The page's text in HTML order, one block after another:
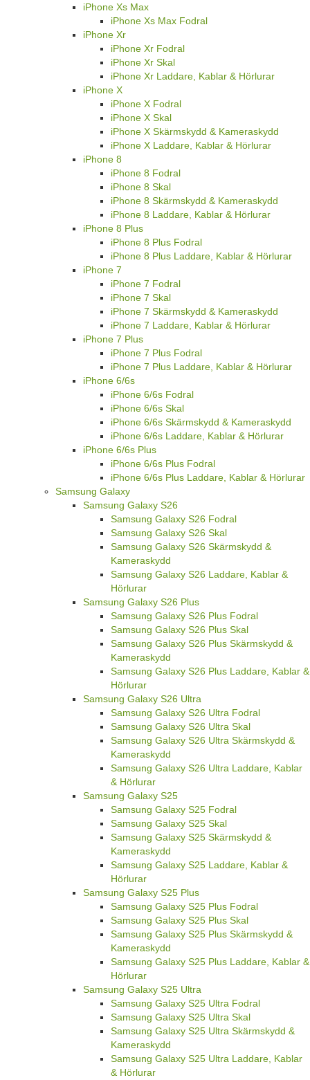
iPhone Xs Max
iPhone Xs Max Fodral
iPhone Xr
iPhone Xr Fodral
iPhone Xr Skal
iPhone Xr Laddare, Kablar & Hörlurar
iPhone X
iPhone X Fodral
iPhone X Skal
iPhone X Skärmskydd & Kameraskydd
iPhone X Laddare, Kablar & Hörlurar
iPhone 8
iPhone 8 Fodral
iPhone 8 Skal
iPhone 8 Skärmskydd & Kameraskydd
iPhone 8 Laddare, Kablar & Hörlurar
iPhone 8 Plus
iPhone 8 Plus Fodral
iPhone 8 Plus Laddare, Kablar & Hörlurar
iPhone 7
iPhone 7 Fodral
iPhone 7 Skal
iPhone 7 Skärmskydd & Kameraskydd
iPhone 7 Laddare, Kablar & Hörlurar
iPhone 7 Plus
iPhone 7 Plus Fodral
iPhone 7 Plus Laddare, Kablar & Hörlurar
iPhone 6/6s
iPhone 6/6s Fodral
iPhone 6/6s Skal
iPhone 6/6s Skärmskydd & Kameraskydd
iPhone 6/6s Laddare, Kablar & Hörlurar
iPhone 6/6s Plus
iPhone 6/6s Plus Fodral
iPhone 6/6s Plus Laddare, Kablar & Hörlurar
Samsung Galaxy
Samsung Galaxy S26
Samsung Galaxy S26 Fodral
Samsung Galaxy S26 Skal
Samsung Galaxy S26 Skärmskydd &
Kameraskydd
Samsung Galaxy S26 Laddare, Kablar &
Hörlurar
Samsung Galaxy S26 Plus
Samsung Galaxy S26 Plus Fodral
Samsung Galaxy S26 Plus Skal
Samsung Galaxy S26 Plus Skärmskydd &
Kameraskydd
Samsung Galaxy S26 Plus Laddare, Kablar &
Hörlurar
Samsung Galaxy S26 Ultra
Samsung Galaxy S26 Ultra Fodral
Samsung Galaxy S26 Ultra Skal
Samsung Galaxy S26 Ultra Skärmskydd &
Kameraskydd
Samsung Galaxy S26 Ultra Laddare, Kablar
& Hörlurar
Samsung Galaxy S25
Samsung Galaxy S25 Fodral
Samsung Galaxy S25 Skal
Samsung Galaxy S25 Skärmskydd &
Kameraskydd
Samsung Galaxy S25 Laddare, Kablar &
Hörlurar
Samsung Galaxy S25 Plus
Samsung Galaxy S25 Plus Fodral
Samsung Galaxy S25 Plus Skal
Samsung Galaxy S25 Plus Skärmskydd &
Kameraskydd
Samsung Galaxy S25 Plus Laddare, Kablar &
Hörlurar
Samsung Galaxy S25 Ultra
Samsung Galaxy S25 Ultra Fodral
Samsung Galaxy S25 Ultra Skal
Samsung Galaxy S25 Ultra Skärmskydd &
Kameraskydd
Samsung Galaxy S25 Ultra Laddare, Kablar
& Hörlurar